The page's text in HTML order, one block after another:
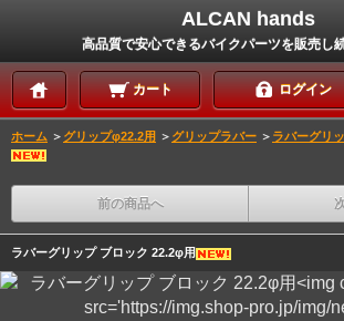
ALCAN hands
高品質で安心できるバイクパーツを販売し
カート ログイン
ホーム ＞ グリップφ22.2用 ＞ グリップラバー ＞ ラバーグリ
前の商品へ
ラバーグリップ ブロック 22.2φ用